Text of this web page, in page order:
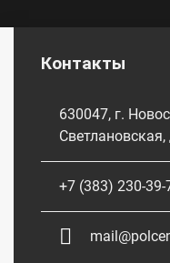
Контакты
630047, г.
+7 (383) 230-39-